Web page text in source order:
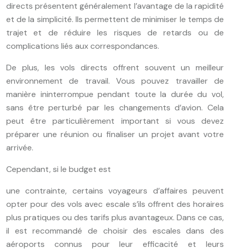
directs présentent généralement l’avantage de la rapidité
et de la simplicité. Ils permettent de minimiser le temps de
trajet et de réduire les risques de retards ou de
complications liés aux correspondances.
De plus, les vols directs offrent souvent un meilleur
environnement de travail. Vous pouvez travailler de
manière ininterrompue pendant toute la durée du vol,
sans être perturbé par les changements d’avion. Cela
peut être particulièrement important si vous devez
préparer une réunion ou finaliser un projet avant votre
arrivée.
Cependant, si le budget est
une contrainte, certains voyageurs d’affaires peuvent
opter pour des vols avec escale s’ils offrent des horaires
plus pratiques ou des tarifs plus avantageux. Dans ce cas,
il est recommandé de choisir des escales dans des
aéroports connus pour leur efficacité et leurs